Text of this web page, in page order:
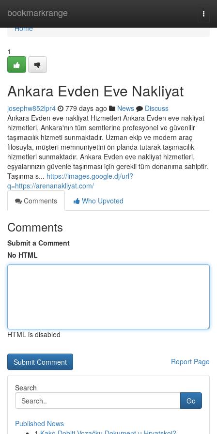
bookmarkrange
Home
Home
1
Ankara Evden Eve Nakliyat
josephw852lpr4 779 days ago News
Discuss
Ankara Evden eve nakliyat Hizmetleri Ankara Evden eve nakliyat
hizmetleri, Ankara'nın tüm semtlerine profesyonel ve güvenilir
taşımacılık hizmeti sunmaktadır. Uzman ekip ve modern araç
filosuyla, müşteri memnuniyetini ön planda tutarak taşımacılık
hizmetleri sunmaktadır. Ankara Evden eve nakliyat hizmetleri,
eşyalarınızın güvenle taşınması için gerekli tüm donanıma sahiptir.
Taşınma s... https://images.google.dj/url?
q=https://arenanakliyat.com/
Comments
Who Upvoted
Comments
Submit a Comment
No HTML
HTML is disabled
Report Page
Search
Go
Published News